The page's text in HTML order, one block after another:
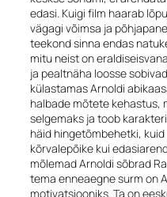
edasi. Kuigi film haarab
vägagi võimsa ja
teekond sinna endas
mitu neist on
ja pealtnäha loosse
külastamas Arnoldi
halbade mõtete kehastus,
selgemaks ja toob
häid hingetõmbehetki,
kõrvalepõike kui
mõlemad Arnoldi sõbrad
tema enneaegne surm on
motivatsiooniks. Ta on